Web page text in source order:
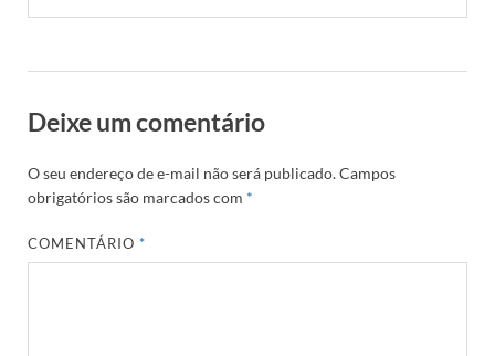
Deixe um comentário
O seu endereço de e-mail não será publicado.Campos
obrigatórios são marcados com *
COMENTÁRIO*